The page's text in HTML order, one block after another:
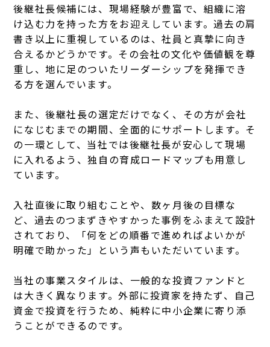
後継社長候補には、現場経験が豊富で、組織に溶
け込む力を持った方をお迎えしています。過去の肩
書き以上に重視しているのは、社員と真摯に向き
合えるかどうかです。その会社の文化や価値観を尊
重し、地に足のついたリーダーシップを発揮でき
る方を選んでいます。
また、後継社長の選定だけでなく、その方が会社
になじむまでの期間、全面的にサポートします。そ
の一環として、当社では後継社長が安心して現場
に入れるよう、独自の育成ロードマップも用意し
ています。
入社直後に取り組むことや、数ヶ月後の目標な
ど、過去のつまずきやすかった事例をふまえて設計
されており、「何をどの順番で進めればよいかが
明確で助かった」という声もいただいています。
当社の事業スタイルは、一般的な投資ファンドと
は大きく異なります。外部に投資家を持たず、自己
資金で投資を行うため、純粋に中小企業に寄り添
うことができるのです。